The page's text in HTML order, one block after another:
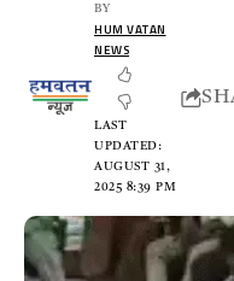
LAST
UPDATED:
AUGUST 31,
2025 8:39 PM
BY
HUM VATAN
NEWS